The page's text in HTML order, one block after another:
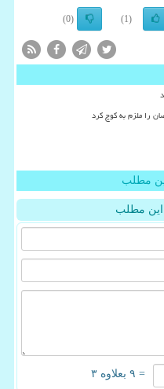
(1)
(0)
را ملزم به کوچ کرد
مطلب
این مطلب
= ۹ بعلاوه ۳